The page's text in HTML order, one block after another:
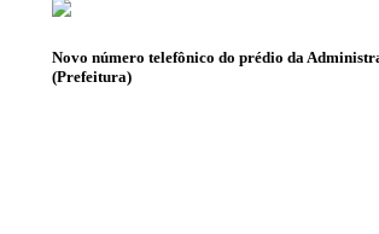
Novo número telefônico do prédio da
(Prefeitura)